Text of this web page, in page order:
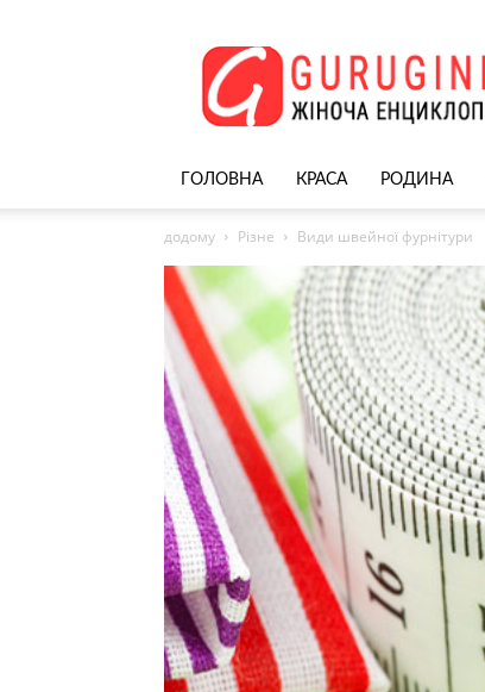
Жіночий
сайт
nekrasivyh.net
ГОЛОВНА КРАСА РОДИНА
додому Різне Види швейної фурнітури